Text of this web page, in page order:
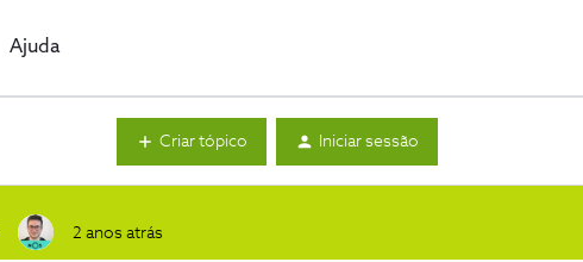
Ajuda
Criar tópico Iniciar sessão
2 anos atrás